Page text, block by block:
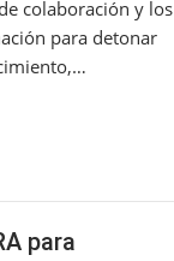
colaboración y los
para detonar
para